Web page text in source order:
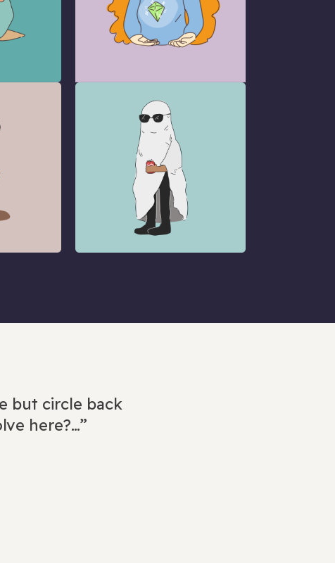
but circle back
here?…”